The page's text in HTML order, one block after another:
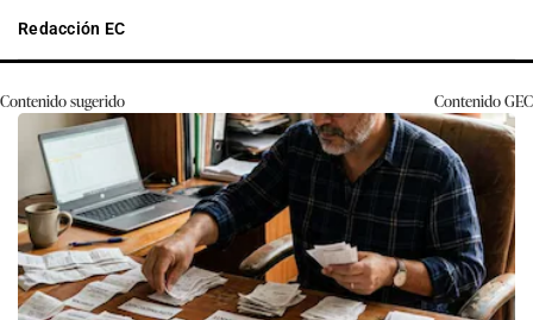
Redacción EC
Contenido sugerido ContenidoGEC